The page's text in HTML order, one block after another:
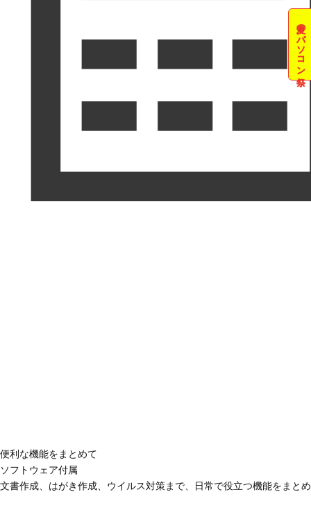
夏のパソコン祭
便利な機能をまとめて
ソフトウェア付属
文書作成、はがき作成、ウイルス対策まで、日常で役立つ機能をまと